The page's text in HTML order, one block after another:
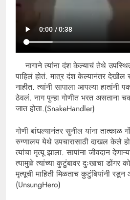
नागाने त्यांना दंश केल्याचं तेथे
पाहिलं होतं. मात्र दंश केल्यानंतर
नाहीत. त्यांनी सापाला आपल्या हातांनी
ठेवलं. नाग पुन्हा गोणीत भरत असताना
जात होता.(SnakeHandler)
गोणी बांधल्यानंतर सुनील यांना तात्काळ
रुग्णालय येथे उपचारासाठी दाखल केले
त्यांचा मृत्यू झाला. सापांना जीवदान
त्यामुळे त्यांच्या कुटुंबावर दुःखाचा
मृत्यूची माहिती मिळताच कुटुंबियांनी
(UnsungHero)